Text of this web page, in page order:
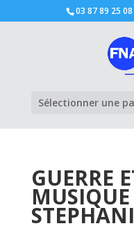
03 87 89 25 08
Sélectionner une
GUERRE